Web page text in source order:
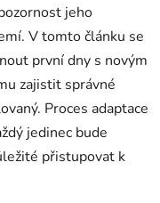
jeho
V tomto článku se
první dny s novým
zajistit správné
Proces adaptace
jedinec bude
přistupovat k